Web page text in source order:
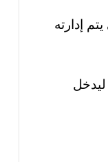
إدارته